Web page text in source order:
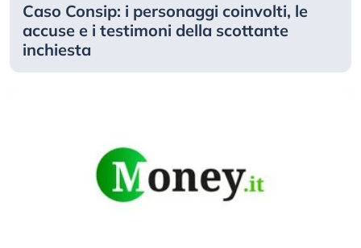
Caso Consip: i personaggi coinvolti, le
accuse e i testimoni della scottante
inchiesta